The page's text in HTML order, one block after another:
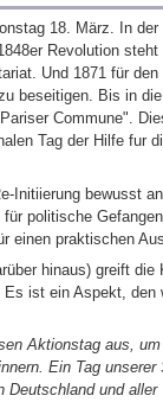
18. März. In
Revolution
Und 1871 für
beseitigen. Bis in
Commune".
Tag der Hilfe fur
Initiierung bewusst
politische
einen praktischen
hinaus) greift
ist ein Aspekt, den
Aktionstag aus,
Ein Tag
Deutschland und aller